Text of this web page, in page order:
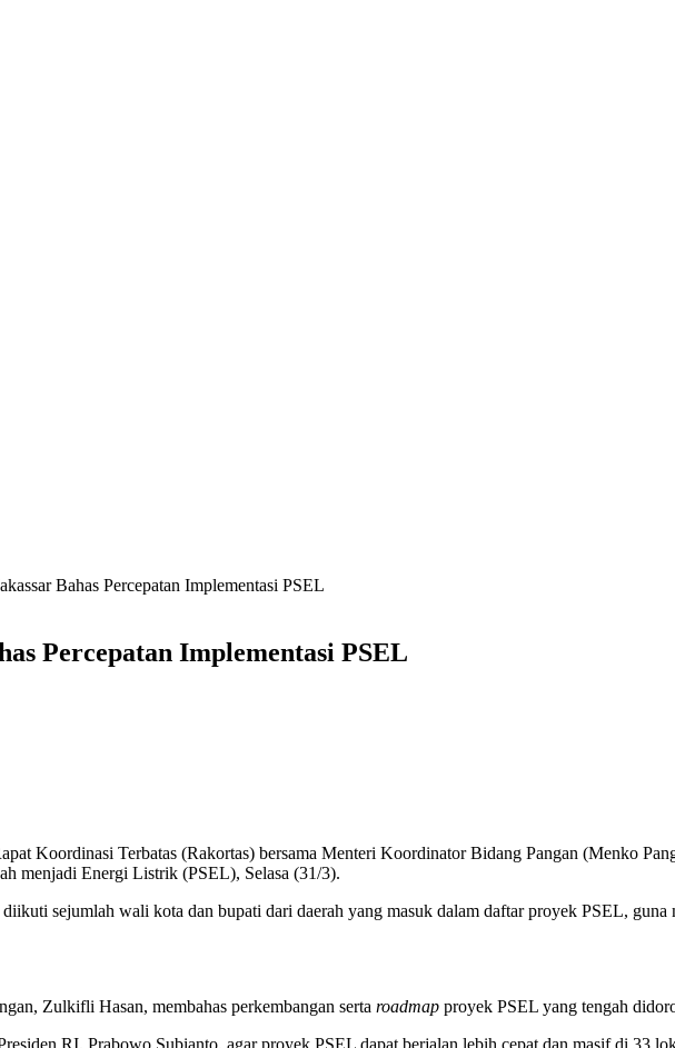
Bahas Percepatan Implementasi PSEL
Percepatan Implementasi PSEL
Koordinasi Terbatas (Rakortas) bersama Menteri Koordinator Bidang Pangan (Menko
menjadi Energi Listrik (PSEL), Selasa (31/3).
sejumlah wali kota dan bupati dari daerah yang masuk dalam daftar proyek PSEL, guna
Zulkifli Hasan, membahas perkembangan serta roadmap proyek PSEL yang tengah